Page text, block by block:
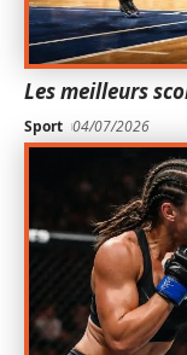
Les meilleurs
Sport 04/07/2026